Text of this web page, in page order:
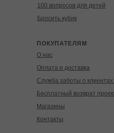
100 вопросов для детей
Бросить кубик
ПОКУПАТЕЛЯМ
О нас
Оплата и доставка
Служба заботы о
Бесплатный возврат
Магазины
Контакты